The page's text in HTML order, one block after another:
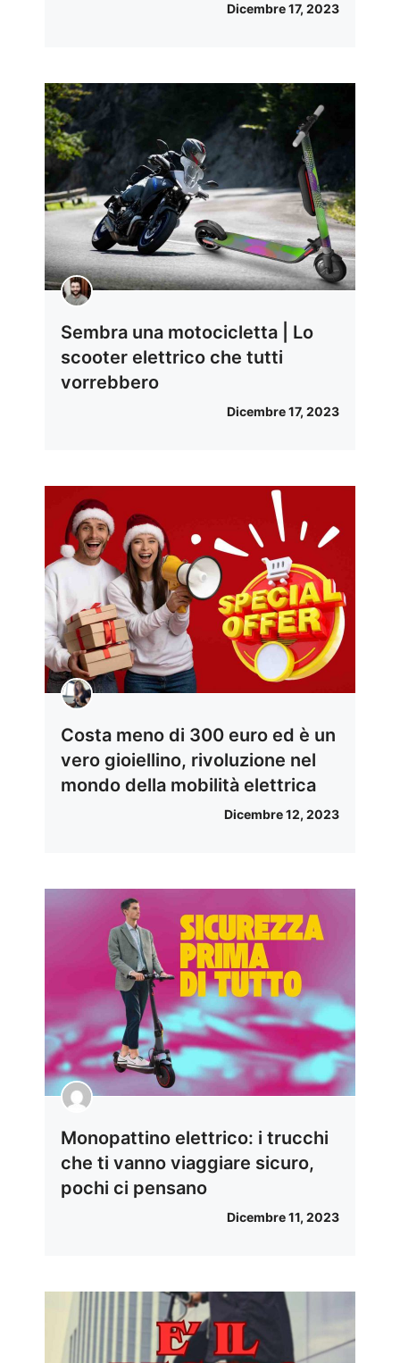
Dicembre 17, 2023
Sembra una motocicletta | Lo
scooter elettrico che tutti
vorrebbero
Dicembre 17, 2023
Costa meno di 300 euro ed è un
vero gioiellino, rivoluzione nel
mondo della mobilità elettrica
Dicembre 12, 2023
Monopattino elettrico: i trucchi
che ti vanno viaggiare sicuro,
pochi ci pensano
Dicembre 11, 2023